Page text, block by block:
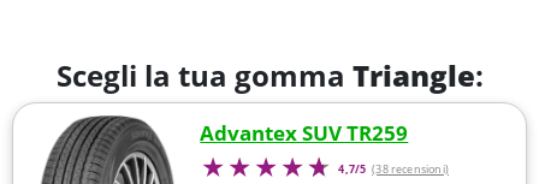
Scegli la tua gomma Triangle:
Advantex SUV TR259
4,7/5 (38 recensioni)